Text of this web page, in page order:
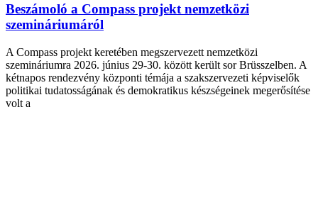
Beszámoló a Compass projekt nemzetközi
szemináriumáról
A Compass projekt keretében megszervezett nemzetközi
szemináriumra 2026. június 29-30. között került sor Brüsszelben. A
kétnapos rendezvény központi témája a szakszervezeti képviselők
politikai tudatosságának és demokratikus készségeinek megerősítése
volt a